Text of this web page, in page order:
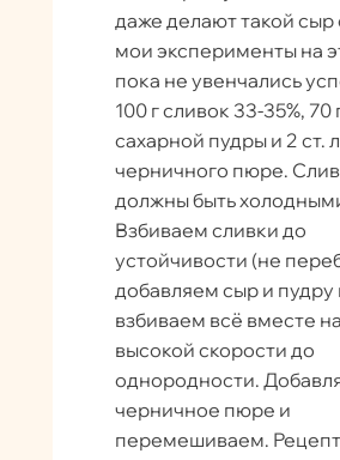
даже делают такой сыр
мои эксперименты на
пока не увенчались
100 г сливок 33-35%, 70
сахарной пудры и 2 ст.
черничного пюре.
должны быть
Взбиваем сливки до
устойчивости (не
добавляем сыр и пудру
взбиваем всё вместе на
высокой скорости до
однородности.
черничное пюре и
перемешиваем. Рецепт